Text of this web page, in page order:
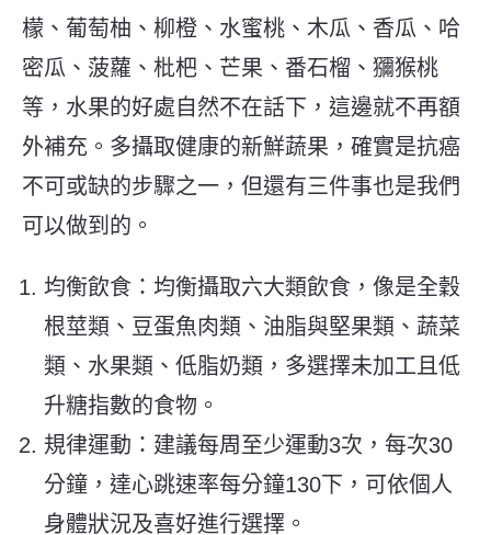
檬、葡萄柚、柳橙、水蜜桃、木瓜、香瓜、哈
密瓜、菠蘿、枇杷、芒果、番石榴、獼猴桃
等， 水果的好處自然不在話下，這邊就不再額
外補充。多攝取健康的新鮮蔬果，確實是抗癌
不可或缺的步驟之一，但還有三件事也是我們
可以做到的。
均衡飲食：均衡攝取六大類飲食，像是全穀
根莖類、豆蛋魚肉類、油脂與堅果類、蔬菜
類、水果類、低脂奶類，多選擇未加工且低
升糖指數的食物。
規律運動：建議每周至少運動3次，每次30
分鐘，達心跳速率每分鐘130下，可依個人
身體狀況及喜好進行選擇。